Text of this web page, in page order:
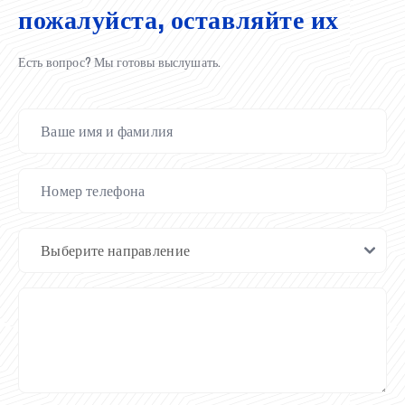
пожалуйста, оставляйте их
Есть вопрос? Мы готовы выслушать.